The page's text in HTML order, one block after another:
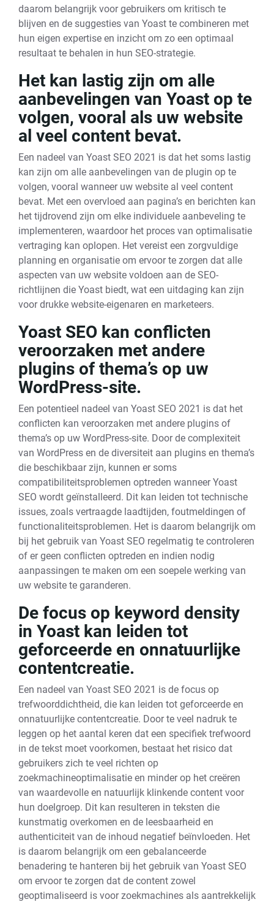
daarom belangrijk voor gebruikers om kritisch te
blijven en de suggesties van Yoast te combineren met
hun eigen expertise en inzicht om zo een optimaal
resultaat te behalen in hun SEO-strategie.
Het kan lastig zijn om alle
aanbevelingen van Yoast op te
volgen, vooral als uw website
al veel content bevat.
Een nadeel van Yoast SEO 2021 is dat het soms lastig
kan zijn om alle aanbevelingen van de plugin op te
volgen, vooral wanneer uw website al veel content
bevat. Met een overvloed aan pagina’s en berichten kan
het tijdrovend zijn om elke individuele aanbeveling te
implementeren, waardoor het proces van optimalisatie
vertraging kan oplopen. Het vereist een zorgvuldige
planning en organisatie om ervoor te zorgen dat alle
aspecten van uw website voldoen aan de SEO-
richtlijnen die Yoast biedt, wat een uitdaging kan zijn
voor drukke website-eigenaren en marketeers.
Yoast SEO kan conflicten
veroorzaken met andere
plugins of thema’s op uw
WordPress-site.
Een potentieel nadeel van Yoast SEO 2021 is dat het
conflicten kan veroorzaken met andere plugins of
thema’s op uw WordPress-site. Door de complexiteit
van WordPress en de diversiteit aan plugins en thema’s
die beschikbaar zijn, kunnen er soms
compatibiliteitsproblemen optreden wanneer Yoast
SEO wordt geïnstalleerd. Dit kan leiden tot technische
issues, zoals vertraagde laadtijden, foutmeldingen of
functionaliteitsproblemen. Het is daarom belangrijk om
bij het gebruik van Yoast SEO regelmatig te controleren
of er geen conflicten optreden en indien nodig
aanpassingen te maken om een soepele werking van
uw website te garanderen.
De focus op keyword density
in Yoast kan leiden tot
geforceerde en onnatuurlijke
contentcreatie.
Een nadeel van Yoast SEO 2021 is de focus op
trefwoorddichtheid, die kan leiden tot geforceerde en
onnatuurlijke contentcreatie. Door te veel nadruk te
leggen op het aantal keren dat een specifiek trefwoord
in de tekst moet voorkomen, bestaat het risico dat
gebruikers zich te veel richten op
zoekmachineoptimalisatie en minder op het creëren
van waardevolle en natuurlijk klinkende content voor
hun doelgroep. Dit kan resulteren in teksten die
kunstmatig overkomen en de leesbaarheid en
authenticiteit van de inhoud negatief beïnvloeden. Het
is daarom belangrijk om een ​​gebalanceerde
benadering te hanteren bij het gebruik van Yoast SEO
om ervoor te zorgen dat de content zowel
geoptimaliseerd is voor zoekmachines als aantrekkelijk